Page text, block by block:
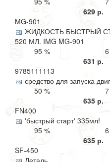
629 р.
MG-901
ЖИДКОСТЬ БЫСТРЫЙ
520 МЛ. IMG MG-901
95 %
631 р.
9785111113
средство для запуска
50 %
635 р.
FN400
'быстрый старт' 335мл!
95 %
635 р.
SF-450
Деталь